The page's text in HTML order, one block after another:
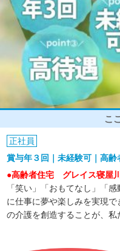
こ
正社員
賞与年３回｜未経験可｜高
●高齢者住宅 グレイス寝屋
「笑い」「おもてなし」「
に仕事に夢や楽しみを実現
の介護を創造することが、私